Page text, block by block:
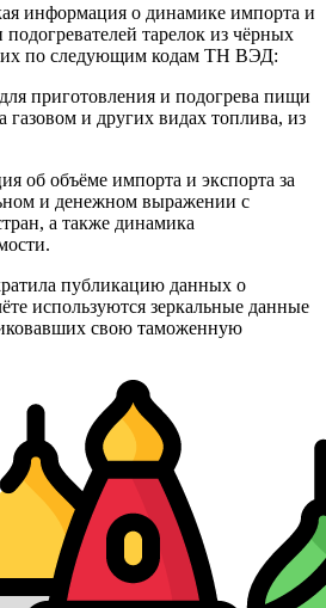
информация о динамике импорта и
тарелок из чёрных
по следующим кодам ТН ВЭД:
приготовления и подогрева пищи
газовом и других видах топлива, из
об объёме импорта и экспорта за
и денежном выражении с
а также динамика
публикацию данных о
используются зеркальные данные
свою таможенную